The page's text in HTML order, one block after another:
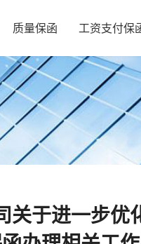
质量保函 工资支付保
关于进一步优